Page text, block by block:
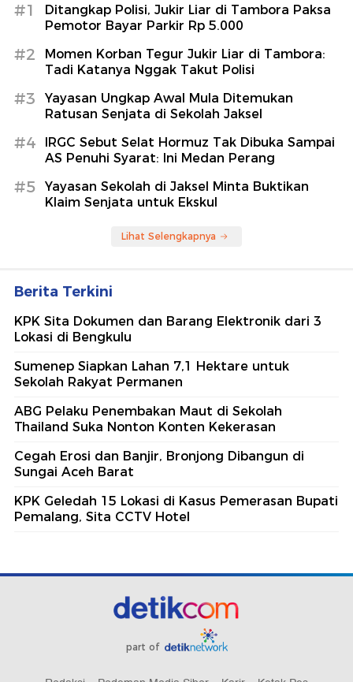
#1
Ditangkap Polisi, Jukir Liar di Tambora Paksa
Pemotor Bayar Parkir Rp 5.000
#2
Momen Korban Tegur Jukir Liar di Tambora:
Tadi Katanya Nggak Takut Polisi
#3
Yayasan Ungkap Awal Mula Ditemukan
Ratusan Senjata di Sekolah Jaksel
#4
IRGC Sebut Selat Hormuz Tak Dibuka Sampai
AS Penuhi Syarat: Ini Medan Perang
#5
Yayasan Sekolah di Jaksel Minta Buktikan
Klaim Senjata untuk Ekskul
Lihat Selengkapnya
Berita Terkini
KPK Sita Dokumen dan Barang Elektronik dari 3
Lokasi di Bengkulu
Sumenep Siapkan Lahan 7,1 Hektare untuk
Sekolah Rakyat Permanen
ABG Pelaku Penembakan Maut di Sekolah
Thailand Suka Nonton Konten Kekerasan
Cegah Erosi dan Banjir, Bronjong Dibangun di
Sungai Aceh Barat
KPK Geledah 15 Lokasi di Kasus Pemerasan Bupati
Pemalang, Sita CCTV Hotel
part of